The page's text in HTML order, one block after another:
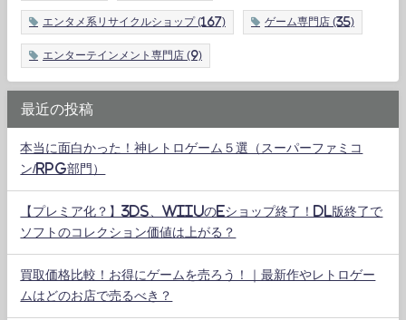
エンタメ系リサイクルショップ(167) ゲーム専門店 (35)
エンターテインメント専門店 (9)
最近の投稿
本当に面白かった！神レトロゲーム５選（スーパーファミコ
ン/RPG部門）
【プレミア化？】3DS、WiiUのeショップ終了！DL版終了で
ソフトのコレクション価値は上がる？
買取価格比較！お得にゲームを売ろう！｜最新作やレトロゲー
ムはどのお店で売るべき？